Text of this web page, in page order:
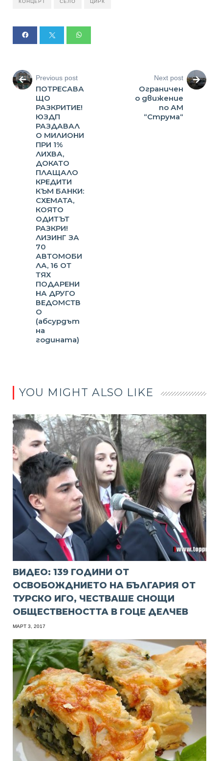
КОНЦЕРТ СЕЛО ЦИРК
Previous post
ПОТРЕСАВА
ЩО
РАЗКРИТИЕ!
ЮЗДП
РАЗДАВАЛ
О МИЛИОНИ
ПРИ 1%
ЛИХВА,
ДОКАТО
ПЛАЩАЛО
КРЕДИТИ
КЪМ БАНКИ:
СХЕМАТА,
КОЯТО
ОДИТЪТ
РАЗКРИ!
ЛИЗИНГ ЗА
70
АВТОМОБИ
ЛА, 16 ОТ
ТЯХ
ПОДАРЕНИ
НА ДРУГО
ВЕДОМСТВ
О
(абсурдът
на
годината)
Next post
Ограничен
о движение
по АМ
“Струма“
YOU MIGHT ALSO LIKE
ВИДЕО: 139 ГОДИНИ ОТ
ОСВОБОЖДНИЕТО НА БЪЛГАРИЯ ОТ
ТУРСКО ИГО, ЧЕСТВАШЕ СНОЩИ
ОБЩЕСТВЕНОСТТА В ГОЦЕ ДЕЛЧЕВ
МАРТ 3, 2017